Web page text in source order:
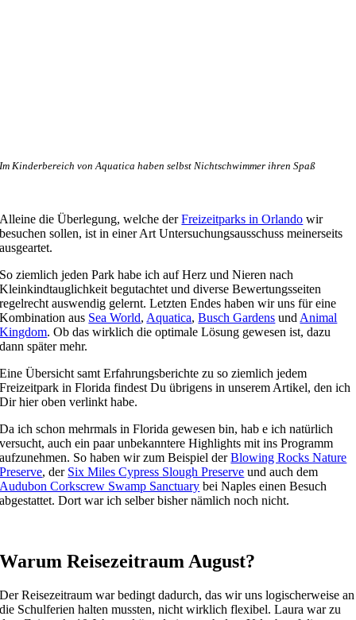
Im Kinderbereich von Aquatica haben selbst Nichtschwimmer ihren Spaß
Alleine die Überlegung, welche derFreizeitparks in Orlando wir
besuchen sollen, ist in einer Art Untersuchungsausschuss meinerseits
ausgeartet.
So ziemlich jeden Park habe ich auf Herz und Nieren nach
Kleinkindtauglichkeit begutachtet und diverse Bewertungsseiten
regelrecht auswendig gelernt. Letzten Endes haben wir uns für eine
Kombination aus Sea World, Aquatica,Busch Gardens und Animal
Kingdom. Ob das wirklich die optimale Lösung gewesen ist, dazu
dann später mehr.
Eine Übersicht samt Erfahrungsberichte zu so ziemlich jedem
Freizeitpark in Florida findest Du übrigens in unserem Artikel, den ich
Dir hier oben verlinkt habe.
Da ich schon mehrmals in Florida gewesen bin, hab e ich natürlich
versucht, auch ein paar unbekanntere Highlights mit ins Programm
aufzunehmen. So haben wir zum Beispiel derBlowing Rocks Nature
Preserve, der Six Miles Cypress Slough Preserve und auch dem
Audubon Corkscrew Swamp Sanctuary bei Naples einen Besuch
abgestattet. Dort war ich selber bisher nämlich noch nicht.
Warum Reisezeitraum August?
Der Reisezeitraum war bedingt dadurch, das wir uns logischerweise an
die Schulferien halten mussten, nicht wirklich flexibel. Laura war zu